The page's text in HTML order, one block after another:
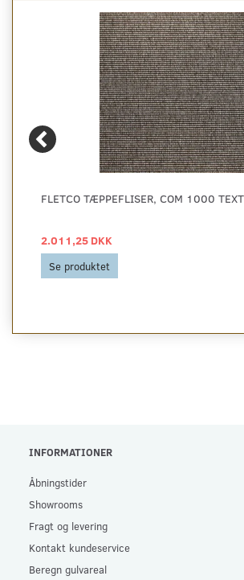
FLETCO TÆPPEFLISER, COM 1000
2.011,25 DKK
Se produktet
INFORMATIONER
Åbningstider
Showrooms
Fragt og levering
Kontakt kundeservice
Beregn gulvareal